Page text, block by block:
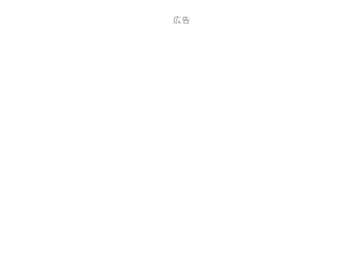
広告